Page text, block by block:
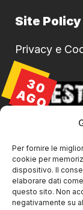
Per fornire le
cookie per
dispositivo. Il
elaborare dati
questo sito. Non
negativamente su
Site Policy
Privacy e
30
AGO